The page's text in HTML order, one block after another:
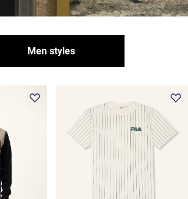
Men styles